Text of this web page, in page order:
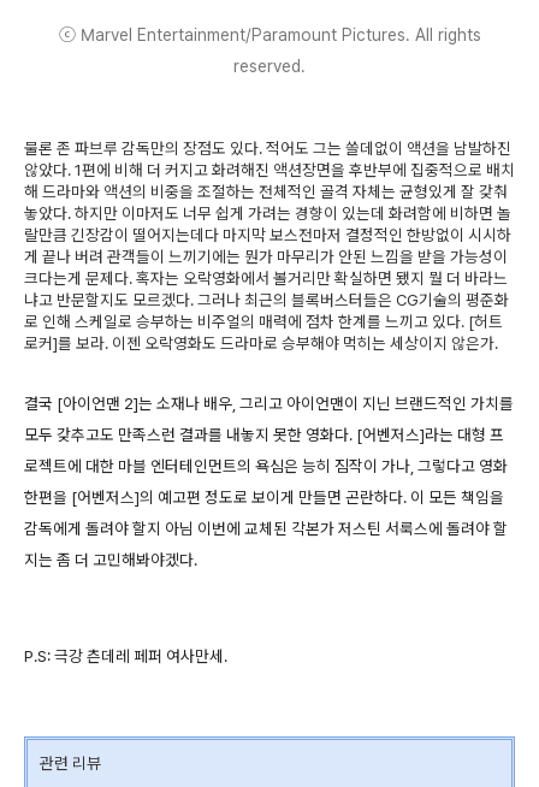
ⓒ Marvel Entertainment/Paramount Pictures. All rights
reserved.
물론 존 파브루 감독만의 장점도 있다. 적어도 그는 쓸데없이 액션을 남발하진
않았다. 1편에 비해 더 커지고 화려해진 액션장면을 후반부에 집중적으로 배치
해 드라마와 액션의 비중을 조절하는 전체적인 골격 자체는 균형있게 잘 갖춰
놓았다. 하지만 이마저도 너무 쉽게 가려는 경향이 있는데 화려함에 비하면 놀
랄만큼 긴장감이 떨어지는데다 마지막 보스전마저 결정적인 한방없이 시시하
게 끝나 버려 관객들이 느끼기에는 뭔가 마무리가 안된 느낌을 받을 가능성이
크다는게 문제다. 혹자는 오락영화에서 볼거리만 확실하면 됐지 뭘 더 바라느
냐고 반문할지도 모르겠다. 그러나 최근의 블록버스터들은 CG기술의 평준화
로 인해 스케일로 승부하는 비주얼의 매력에 점차 한계를 느끼고 있다. [허트
로커]를 보라. 이젠 오락영화도 드라마로 승부해야 먹히는 세상이지 않은가.
결국 [아이언맨 2]는 소재나 배우, 그리고 아이언맨이 지닌 브랜드적인 가치를
모두 갖추고도 만족스런 결과를 내놓지 못한 영화다. [어벤저스]라는 대형 프
로젝트에 대한 마블 엔터테인먼트의 욕심은 능히 짐작이 가나, 그렇다고 영화
한편을 [어벤저스]의 예고편 정도로 보이게 만들면 곤란하다. 이 모든 책임을
감독에게 돌려야 할지 아님 이번에 교체된 각본가 저스틴 서룩스에 돌려야 할
지는 좀 더 고민해봐야겠다.
P.S: 극강 츤데레 페퍼 여사만세.
관련 리뷰